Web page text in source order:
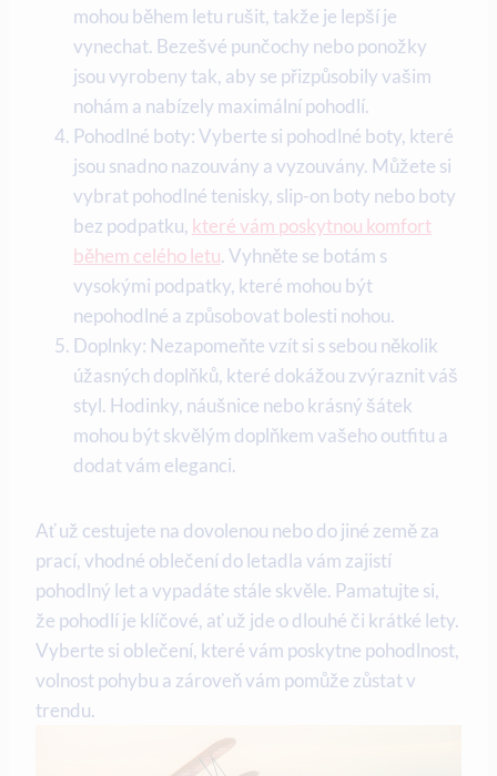
mohou během letu rušit, takže je lepší je
vynechat. Bezešvé punčochy nebo ponožky
jsou vyrobeny tak, aby se přizpůsobily vašim
nohám a nabízely maximální pohodlí.
Pohodlné boty: Vyberte si pohodlné boty, které
jsou snadno nazouvány a vyzouvány. Můžete si
vybrat pohodlné tenisky, slip-on boty nebo boty
bez podpatku, které vám poskytnou komfort
během celého letu. Vyhněte se botám s
vysokými podpatky, které mohou být
nepohodlné a způsobovat bolesti nohou.
Doplnky: Nezapomeňte vzít si s sebou několik
úžasných doplňků, které dokážou zvýraznit váš
styl. Hodinky, náušnice nebo krásný šátek
mohou být skvělým doplňkem vašeho outfitu a
dodat vám eleganci.
Ať už cestujete na dovolenou nebo do jiné země za
prací, vhodné oblečení do letadla vám zajistí
pohodlný let a vypadáte stále skvěle. Pamatujte si,
že pohodlí je klíčové, ať už jde o dlouhé či krátké lety.
Vyberte si oblečení, které vám poskytne pohodlnost,
volnost pohybu a zároveň vám pomůže zůstat v
trendu.